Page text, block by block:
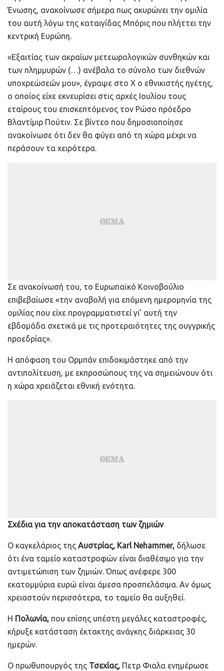
Ένωσης, ανακοίνωσε σήμερα πως ακυρώνει την ομιλία
του αυτή λόγω της καταιγίδας Μπόρις που πλήττει την
κεντρική Ευρώπη.
«Εξαιτίας των ακραίων μετεωρολογικών συνθηκών και
των πλημμυρών (…) ανέβαλα το σύνολο των διεθνών
υποχρεώσεών μου», έγραψε στο Χ ο εθνικιστής ηγέτης,
ο οποίος είχε εκνευρίσει στις αρχές Ιουλίου τους
εταίρους του επισκεπτόμενος τον Ρώσο πρόεδρο
Βλαντίμιρ Πούτιν. Σε βίντεο που δημοσιοποίησε
ανακοίνωσε ότι δεν θα φύγει από τη χώρα μέχρι να
περάσουν τα χειρότερα.
Σε ανακοίνωσή του, το Ευρωπαϊκό Κοινοβούλιο
επιβεβαίωσε «την αναβολή για επόμενη ημερομηνία της
ομιλίας που είχε προγραμματιστεί γι’ αυτή την
εβδομάδα σχετικά με τις προτεραιότητες της ουγγρικής
προεδρίας».
Η απόφαση του Ορμπάν επιδοκιμάστηκε από την
αντιπολίτευση, με εκπροσώπους της να σημειώνουν ότι
η χώρα χρειάζεται εθνική ενότητα.
Σχέδια για την αποκατάσταση των ζημιών
Ο καγκελάριος της Αυστρίας, Karl Nehammer, δήλωσε
ότι ένα ταμείο καταστροφών είναι διαθέσιμο για την
αντιμετώπιση των ζημιών. Όπως ανέφερε 300
εκατομμύρια ευρώ είναι άμεσα προσπελάσιμα. Αν όμως
χρειαστούν περισσότερα, το ταμείο θα αυξηθεί.
Η Πολωνία, που επίσης υπέστη μεγάλες καταστροφές,
κήρυξε κατάσταση έκτακτης ανάγκης διάρκειας 30
ημερών.
Ο πρωθυπουργός της Τσεχίας, Πετρ Φιαλα ενημέρωσε